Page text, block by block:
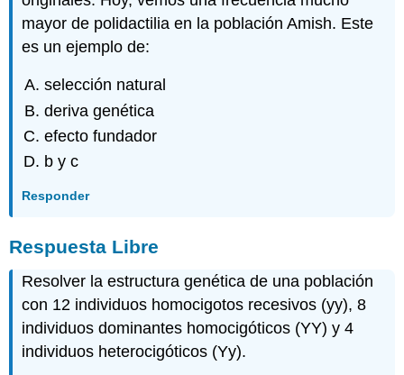
mayor de polidactilia en la población Amish. Este
es un ejemplo de:
selección natural
deriva genética
efecto fundador
b y c
Responder
Respuesta Libre
Resolver la estructura genética de una población
con 12 individuos homocigotos recesivos (yy), 8
individuos dominantes homocigóticos (YY) y 4
individuos heterocigóticos (Yy).